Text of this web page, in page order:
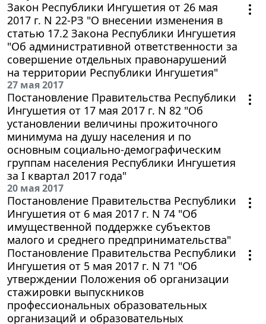
Закон Республики Ингушетия от 26 мая
2017 г. N 22-РЗ "О внесении изменения в
статью 17.2 Закона Республики Ингушетия
"Об административной ответственности за
совершение отдельных правонарушений
на территории Республики Ингушетия"
27 мая 2017
Постановление Правительства Республики
Ингушетия от 17 мая 2017 г. N 82 "Об
установлении величины прожиточного
минимума на душу населения и по
основным социально-демографическим
группам населения Республики Ингушетия
за I квартал 2017 года"
20 мая 2017
Постановление Правительства Республики
Ингушетия от 6 мая 2017 г. N 74 "Об
имущественной поддержке субъектов
малого и среднего предпринимательства"
Постановление Правительства Республики
Ингушетия от 5 мая 2017 г. N 71 "Об
утверждении Положения об организации
стажировки выпускников
профессиональных образовательных
организаций и образовательных